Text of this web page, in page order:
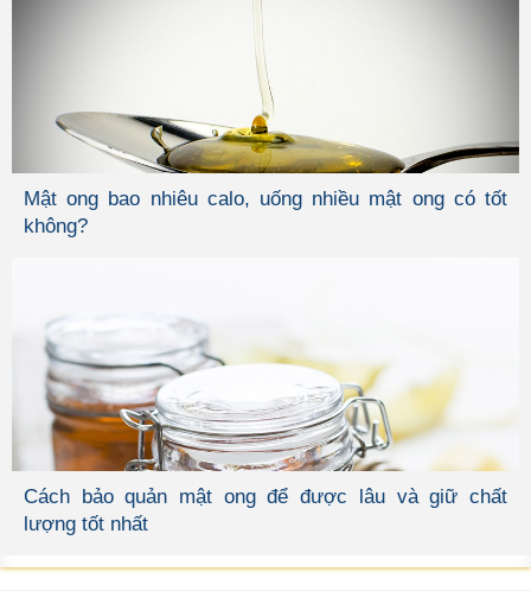
Mật ong bao nhiêu calo, uống nhiều mật ong có tốt
không?
Cách bảo quản mật ong để được lâu và giữ chất
lượng tốt nhất